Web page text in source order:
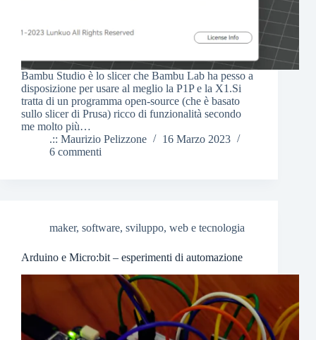
Bambu Studio è lo slicer che Bambu Lab ha pesso a
disposizione per usare al meglio la P1P e la X1.Si
tratta di un programma open-source (che è basato
sullo slicer di Prusa) ricco di funzionalità secondo
me molto più…
.:: Maurizio Pelizzone
16 Marzo 2023
6 commenti
maker, software, sviluppo, web e tecnologia
Arduino e Micro:bit – esperimenti di automazione